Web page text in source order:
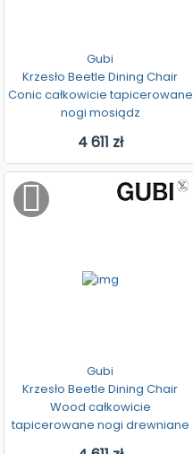
Gubi
Krzesło Beetle Dining Chair
Conic całkowicie tapicerowane
nogi mosiądz
4 611 zł
Gubi
Krzesło Beetle Dining Chair
Wood całkowicie
tapicerowane nogi drewniane